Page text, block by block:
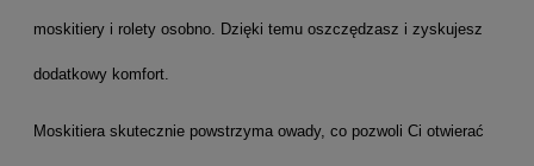
moskitiery i rolety osobno. Dzięki temu oszczędzasz i zyskujesz
dodatkowy komfort.
Moskitiera skutecznie powstrzyma owady, co pozwoli Ci otwierać